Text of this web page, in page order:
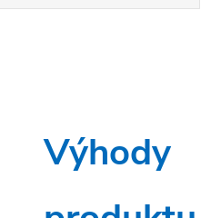
Výhody